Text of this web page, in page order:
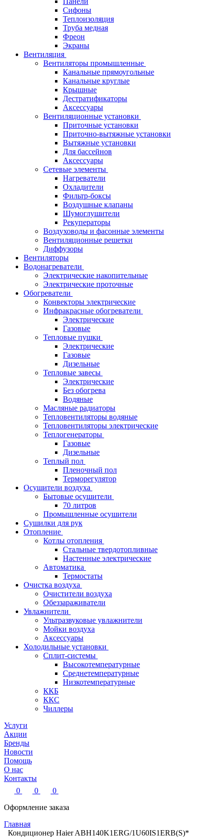
Сифоны
Теплоизоляция
Труба медная
Фреон
Экраны
Вентиляция
Вентиляторы промышленные
Канальные прямоугольные
Канальные круглые
Крышные
Дестратификаторы
Аксессуары
Вентиляционные установки
Приточные установки
Приточно-вытяжные установки
Вытяжные установки
Для бассейнов
Аксессуары
Сетевые элементы
Нагреватели
Охладители
Фильтр-боксы
Воздушные клапаны
Шумоглушители
Рекуператоры
Воздуховоды и фасонные элементы
Вентиляционные решетки
Диффузоры
Вентиляторы
Водонагреватели
Электрические накопительные
Электрические проточные
Обогреватели
Конвекторы электрические
Инфракрасные обогреватели
Электрические
Газовые
Тепловые пушки
Электрические
Газовые
Дизельные
Тепловые завесы
Электрические
Без обогрева
Водяные
Масляные радиаторы
Тепловентиляторы водяные
Тепловентиляторы электрические
Теплогенераторы
Газовые
Дизельные
Теплый пол
Пленочный пол
Терморегулятор
Осушители воздуха
Бытовые осушители
70 литров
Промышленные осушители
Сушилки для рук
Отопление
Котлы отопления
Стальные твердотопливные
Настенные электрические
Автоматика
Термостаты
Очистка воздуха
Очистители воздуха
Обеззараживатели
Увлажнители
Ультразвуковые увлажнители
Мойки воздуха
Аксессуары
Холодильные установки
Сплит-системы
Высокотемпературные
Среднетемпературные
Низкотемпературные
ККБ
ККС
Чиллеры
Услуги
Акции
Бренды
Новости
Помощь
О нас
Контакты
0
0
0
Оформление заказа
Главная
Кондиционер Haier ABH140K1ERG/1U60IS1ERB(S)*